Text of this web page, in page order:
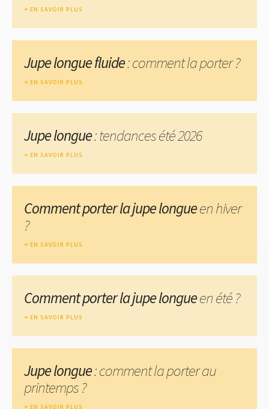
EN SAVOIR PLUS
Jupe longue fluide: comment la porter ?
EN SAVOIR PLUS
Jupe longue: tendances été 2026
EN SAVOIR PLUS
Comment porter la jupe longueen hiver
?
EN SAVOIR PLUS
Comment porter la jupe longueen été ?
EN SAVOIR PLUS
Jupe longue: comment la porter au
printemps ?
EN SAVOIR PLUS